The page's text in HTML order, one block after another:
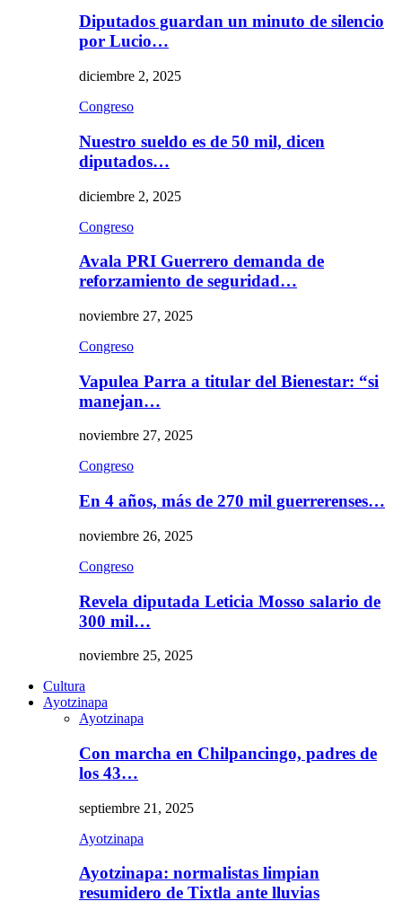
Diputados guardan un minuto de silencio
por Lucio…
diciembre 2, 2025
Congreso
Nuestro sueldo es de 50 mil, dicen
diputados…
diciembre 2, 2025
Congreso
Avala PRI Guerrero demanda de
reforzamiento de seguridad…
noviembre 27, 2025
Congreso
Vapulea Parra a titular del Bienestar: “si
manejan…
noviembre 27, 2025
Congreso
En 4 años, más de 270 mil guerrerenses…
noviembre 26, 2025
Congreso
Revela diputada Leticia Mosso salario de
300 mil…
noviembre 25, 2025
Cultura
Ayotzinapa
Ayotzinapa
Con marcha en Chilpancingo, padres de
los 43…
septiembre 21, 2025
Ayotzinapa
Ayotzinapa: normalistas limpian
resumidero de Tixtla ante lluvias